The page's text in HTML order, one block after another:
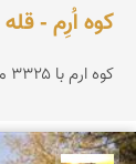
کوه اُرِم - قله
کوه ارم با ۳۳۲۵ متر ارتفاع در جنوب چاشم